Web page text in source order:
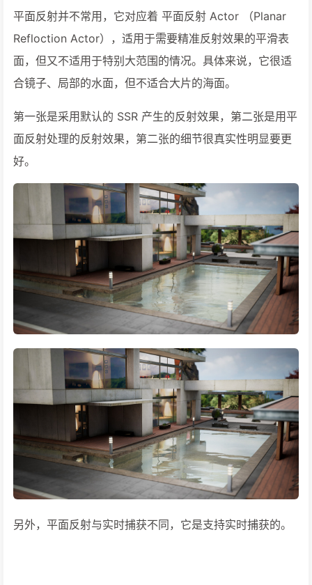
平面反射并不常用，它对应着 平面反射 Actor （Planar
Refloction Actor），适用于需要精准反射效果的平滑表
面，但又不适用于特别大范围的情况。具体来说，它很适
合镜子、局部的水面，但不适合大片的海面。
第一张是采用默认的 SSR 产生的反射效果，第二张是用平
面反射处理的反射效果，第二张的细节很真实性明显要更
好。
另外，平面反射与实时捕获不同，它是支持实时捕获的。